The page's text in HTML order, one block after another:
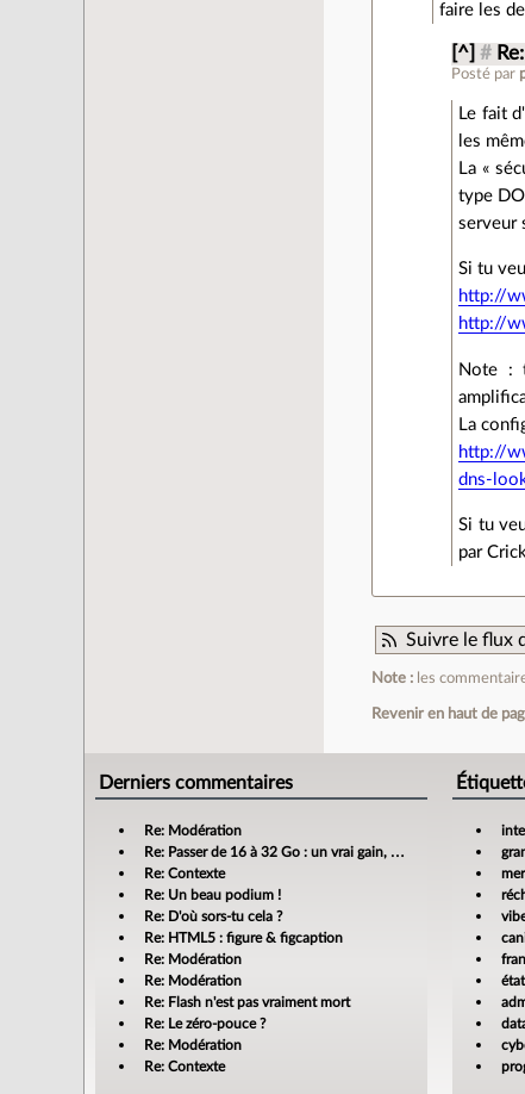
faire les
[^] #
Posté par
Le fait
les
La «
type
serveur
Si tu
http://
http://
Note :
La
http://
dns-
Si tu
par
Suivre le flux
Note : les
Revenir en haut de
Derniers commentaires
Re: Modération
Re: Passer de 16 à 32 Go : un vrai gain, mais jusqu’où ?
Re: Contexte
Re: Un beau podium !
Re: D'où sors-tu cela ?
Re: HTML5 : figure & figcaption
Re: Modération
Re: Modération
Re: Flash n'est pas vraiment mort
Re: Le zéro-pouce ?
Re: Modération
Re: Contexte